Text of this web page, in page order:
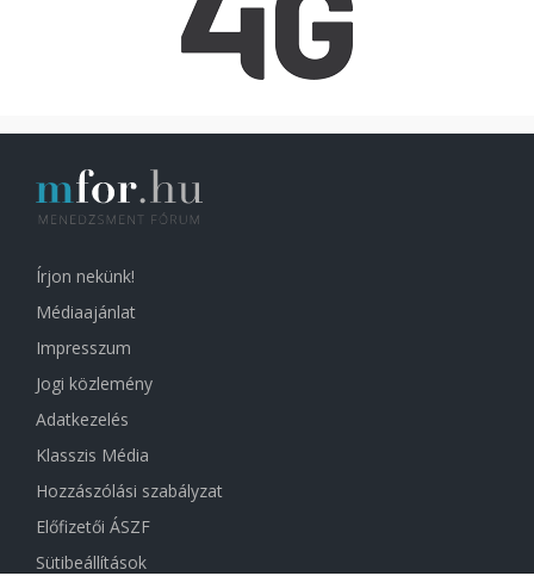
Írjon nekünk!
Médiaajánlat
Impresszum
Jogi közlemény
Adatkezelés
Klasszis Média
Hozzászólási szabályzat
Előfizetői ÁSZF
Sütibeállítások